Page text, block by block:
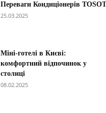
Переваги Кондиціонерів TOSOT
25.03.2025
Міні-готелі в Києві:
комфортний відпочинок у
столиці
08.02.2025